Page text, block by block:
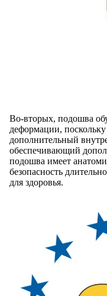
Во-вторых, подошва
деформации,
дополнительный
обеспечивающий
подошва имеет
безопасность
для здоровья.